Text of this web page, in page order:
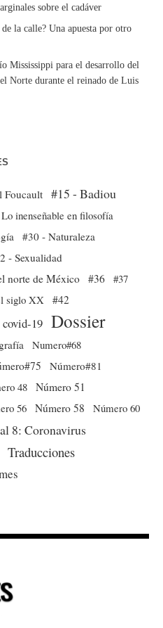
sobre el cadáver
la calle? Una apuesta por otro
Mississippi para el desarrollo del
Norte durante el reinado de Luis
Foucault #15 - Badiou
inenseñable en filosofía
#30 - Naturaleza
- Sexualidad
norte de México #36 #37
siglo XX #42
covid-19 Dossier
Numero#68
Número#81
48 Número 51
56 Número 58
Número 60
8: Coronavirus
Traducciones